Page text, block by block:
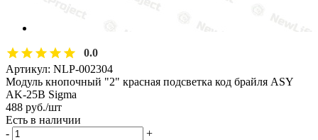
0.0
Артикул: NLP-002304
Модуль кнопочный "2" красная подсветка код брайля ASY
AK-25B Sigma
488 руб./шт
Есть в наличии
-
+